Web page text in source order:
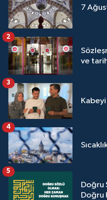
7
ve
2
3
4
Doğru
Doğru
5
Niğde Müftülüğü
Ordu Müftülüğü
Osmaniye
Sakarya Müftülüğü
Samsun Müftülüğü
Siirt Müftülüğü
Sinop Müftülüğü